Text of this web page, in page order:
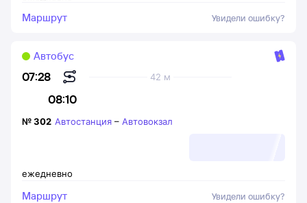
Маршрут Увидели ошибку?
07:28
08:10
42 м
Автобус
ежедневно
№302 Автостанция – Автовокзал
Маршрут Увидели ошибку?